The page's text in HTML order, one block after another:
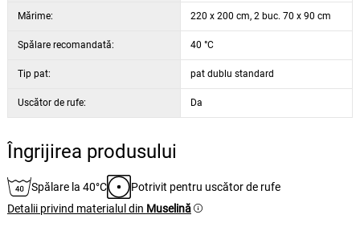
Mărime: 220 x 200 cm, 2 buc. 70 x 90 cm
Spălare recomandată: 40 °C
Tip pat: pat dublu standard
Uscător de rufe: Da
Îngrijirea produsului
Spălare la 40°C
Potrivit pentru uscător de rufe
Detalii privind materialul din Muselină